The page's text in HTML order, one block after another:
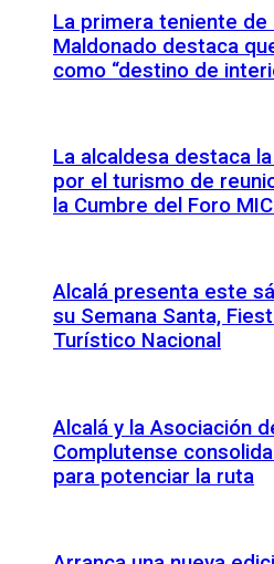
La primera teniente de
Maldonado destaca
como “destino de
La alcaldesa destaca
por el turismo de
la Cumbre del Foro
Alcalá presenta este
su Semana Santa,
Turístico Nacional
Alcalá y la Asociación
Complutense
para potenciar la ruta